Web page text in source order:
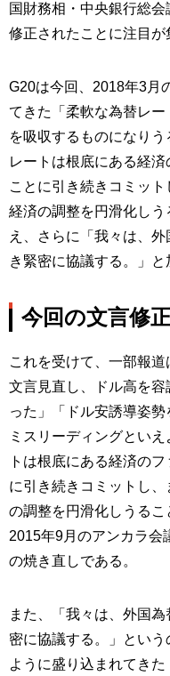
国財務相・中央銀行総
修正されたことに注目が
G20は今回、2018年3月
てきた「柔軟な為替レ
を吸収するものになり
レートは根底にある経
ことに引き続きコミッ
経済の調整を円滑化し
え、さらに「我々は、
き緊密に協議する。」と
今回の文言修
これを受けて、一部報
文言見直し、ドル高を
った」「ドル安誘導姿
ミスリーディングとい
トは根底にある経済の
に引き続きコミットし
の調整を円滑化しうるこ
2015年9月のアンカラ会
の焼き直しである。
また、「我々は、外国
密に協議する。」とい
ように盛り込まれてき